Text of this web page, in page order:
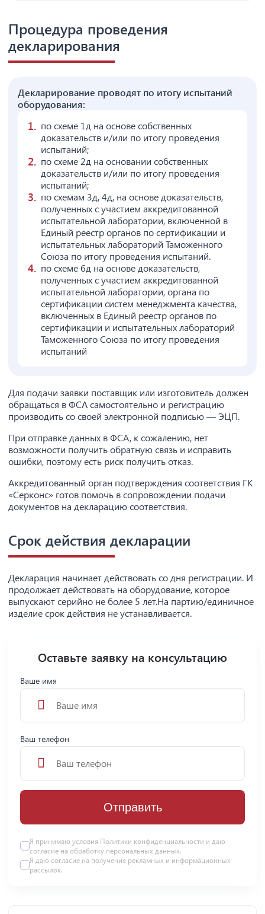
Процедура проведения
декларирования
Декларирование проводят по итогу испытаний
оборудования:
по схеме 1д на основе собственных
доказательств и/или по итогу проведения
испытаний;
по схеме 2д на основании собственных
доказательств и/или по итогу проведения
испытаний;
по схемам 3д, 4д, на основе доказательств,
полученных с участием аккредитованной
испытательной лаборатории, включенной в
Единый реестр органов по сертификации и
испытательных лабораторий Таможенного
Союза по итогу проведения испытаний.
по схеме 6д на основе доказательств,
полученных с участием аккредитованной
испытательной лаборатории, органа по
сертификации систем менеджмента качества,
включенных в Единый реестр органов по
сертификации и испытательных лабораторий
Таможенного Союза по итогу проведения
испытаний
Для подачи заявки поставщик или изготовитель должен
обращаться в ФСА самостоятельно и регистрацию
производить со своей электронной подписью — ЭЦП.
При отправке данных в ФСА, к сожалению, нет
возможности получить обратную связь и исправить
ошибки, поэтому есть риск получить отказ.
Аккредитованный орган подтверждения соответствия ГК
«Серконс» готов помочь в сопровождении подачи
документов на декларацию соответствия.
Срок действия декларации
Декларация начинает действовать со дня регистрации. И
продолжает действовать на оборудование, которое
выпускают серийно не более 5 лет.На партию/единичное
изделие срок действия не устанавливается.
Оставьте заявку на консультацию
Ваше имя
Ваш телефон
Отправить
Я принимаю условия Политики конфиденциальности и даю
согласие на обработку персональных данных.
Я даю согласие на получение рекламных и информационных
рассылок.